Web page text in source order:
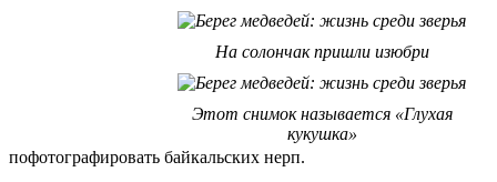
На солончак пришли изюбри
Этот снимок называется «Глухая
кукушка»
пофотографировать байкальских нерп.